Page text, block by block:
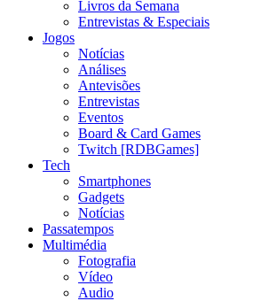
Livros da Semana
Entrevistas & Especiais
Jogos
Notícias
Análises
Antevisões
Entrevistas
Eventos
Board & Card Games
Twitch [RDBGames]
Tech
Smartphones
Gadgets
Notícias
Passatempos
Multimédia
Fotografia
Vídeo
Audio